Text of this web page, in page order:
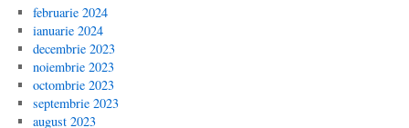
februarie 2024
ianuarie 2024
decembrie 2023
noiembrie 2023
octombrie 2023
septembrie 2023
august 2023